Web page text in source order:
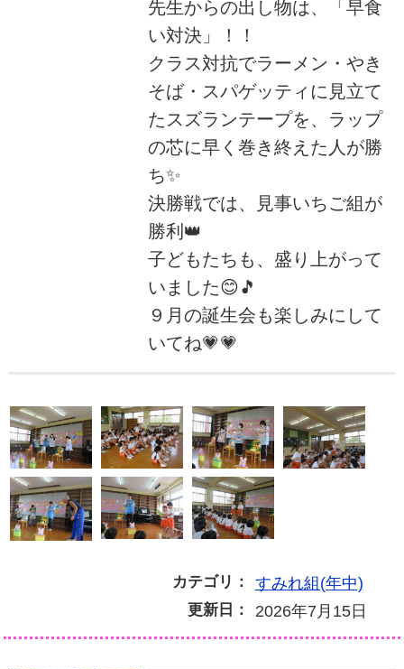
先生からの出し物は、「早食
い対決」！！
クラス対抗でラーメン・やき
そば・スパゲッティに見立て
たスズランテープを、ラップ
の芯に早く巻き終えた人が勝
ち✨
決勝戦では、見事いちご組が
勝利👑
子どもたちも、盛り上がって
いました😊🎵
９月の誕生会も楽しみにして
いてね💗💗
カテゴリ： すみれ組(年中)
更新日： 2026年7月15日